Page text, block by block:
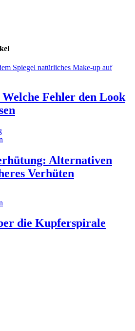
Fehler den Look
Alternativen
Verhüten
die Kupferspirale